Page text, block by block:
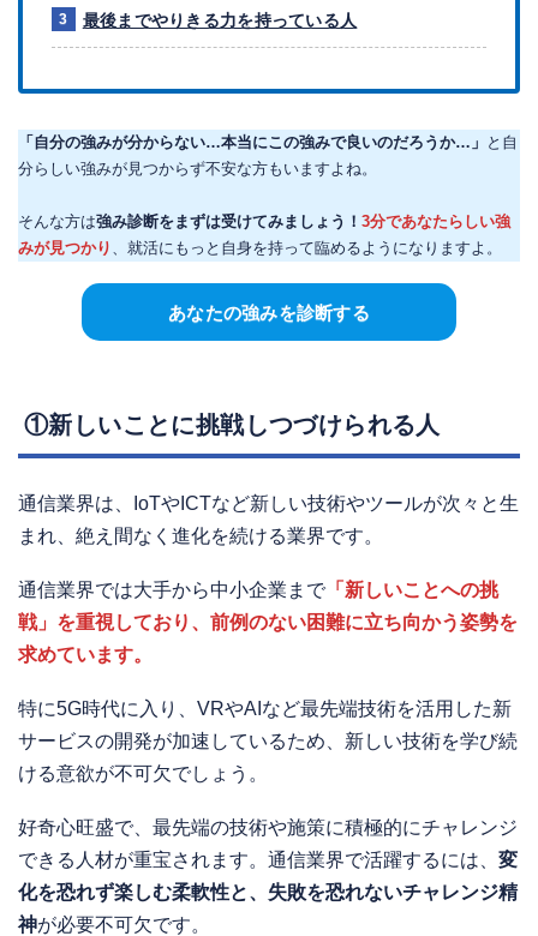
最後までやりきる力を持っている人
「自分の強みが分からない…本当にこの強みで良いのだろうか…」 と自
分らしい強みが見つからず不安な方もいますよね。
そんな方は強み診断をまずは受けてみましょう！ 3分であなたらしい強
みが見つかり 、就活にもっと自身を持って臨めるようになりますよ。
あなたの強みを診断する
①新しいことに挑戦しつづけられる人
通信業界は、IoTやICTなど新しい技術やツールが次々と生
まれ、絶え間なく進化を続ける業界です。
通信業界では大手から中小企業まで「新しいことへの挑
戦」を重視しており、前例のない困難に立ち向かう姿勢を
求めています。
特に5G時代に入り、VRやAIなど最先端技術を活用した新
サービスの開発が加速しているため、新しい技術を学び続
ける意欲が不可欠でしょう。
好奇心旺盛で、最先端の技術や施策に積極的にチャレンジ
できる人材が重宝されます。通信業界で活躍するには、 変
化を恐れず楽しむ柔軟性と、失敗を恐れないチャレンジ精
神が必要不可欠です。